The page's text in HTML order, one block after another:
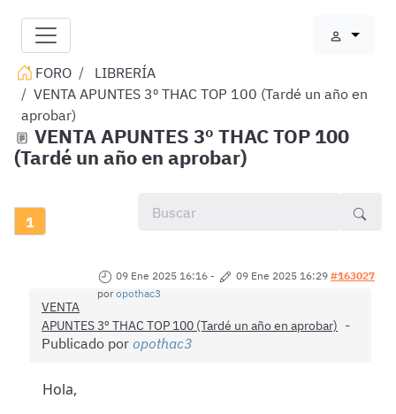
FORO
LIBRERÍA
VENTA APUNTES 3º THAC TOP 100 (Tardé un año en
aprobar)
VENTA APUNTES 3º THAC TOP 100
(Tardé un año en aprobar)
1
09 Ene 2025 16:16 - 09 Ene 2025 16:29 #163027
poropothac3
VENTA
APUNTES 3º THAC TOP 100 (Tardé un año en aprobar)
Publicado por opothac3
Hola,